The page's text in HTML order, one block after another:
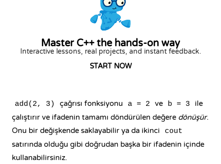
Master C++ the hands-on way
Interactive lessons, real projects, and instant feedback.
START NOW
add(2, 3) çağrısı fonksiyonu a = 2 ve b = 3
ile
çalıştırır ve ifadenin tamamı döndürülen değere dönüşür.
Onu bir değişkende saklayabilir ya da ikinci
cout
satırında olduğu gibi doğrudan başka bir ifadenin içinde
kullanabilirsiniz.